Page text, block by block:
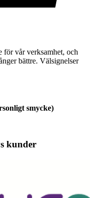
för vår verksamhet, och
bättre. Välsignelser
smycke)
kunder